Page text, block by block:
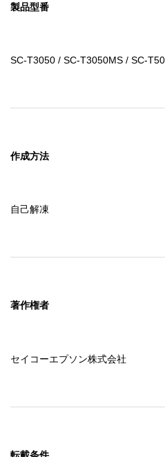
製品型番
SC-T3050 / SC-T3050MS / SC-
作成方法
自己解凍
著作権者
セイコーエプソン株式会社
転載条件